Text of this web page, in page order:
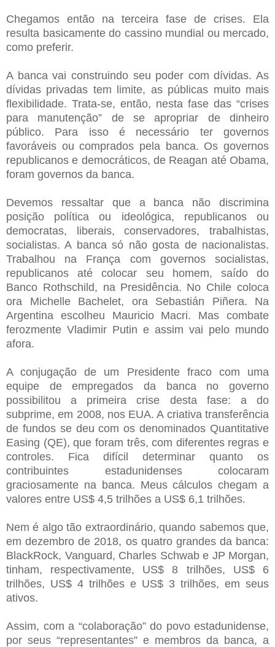
Chegamos então na terceira fase de crises. Ela
resulta basicamente do cassino mundial ou mercado,
como preferir.
A banca vai construindo seu poder com dívidas. As
dívidas privadas tem limite, as públicas muito mais
flexibilidade. Trata-se, então, nesta fase das “crises
para manutenção” de se apropriar de dinheiro
público. Para isso é necessário ter governos
favoráveis ou comprados pela banca. Os governos
republicanos e democráticos, de Reagan até Obama,
foram governos da banca.
Devemos ressaltar que a banca não discrimina
posição política ou ideológica, republicanos ou
democratas, liberais, conservadores, trabalhistas,
socialistas. A banca só não gosta de nacionalistas.
Trabalhou na França com governos socialistas,
republicanos até colocar seu homem, saído do
Banco Rothschild, na Presidência. No Chile coloca
ora Michelle Bachelet, ora Sebastián Piñera. Na
Argentina escolheu Mauricio Macri. Mas combate
ferozmente Vladimir Putin e assim vai pelo mundo
afora.
A conjugação de um Presidente fraco com uma
equipe de empregados da banca no governo
possibilitou a primeira crise desta fase: a do
subprime, em 2008, nos EUA. A criativa transferência
de fundos se deu com os denominados Quantitative
Easing (QE), que foram três, com diferentes regras e
controles. Fica difícil determinar quanto os
contribuintes estadunidenses colocaram
graciosamente na banca. Meus cálculos chegam a
valores entre US$ 4,5 trilhões a US$ 6,1 trilhões.
Nem é algo tão extraordinário, quando sabemos que,
em dezembro de 2018, os quatro grandes da banca:
BlackRock, Vanguard, Charles Schwab e JP Morgan,
tinham, respectivamente, US$ 8 trilhões, US$ 6
trilhões, US$ 4 trilhões e US$ 3 trilhões, em seus
ativos.
Assim, com a “colaboração” do povo estadunidense,
por seus “representantes” e membros da banca, a